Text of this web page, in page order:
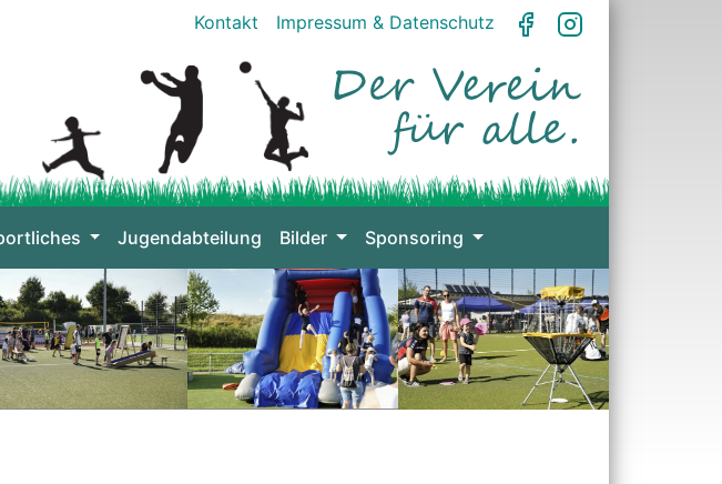
Kontakt Impressum & Datenschutz
Jugendabteilung Bilder Sponsoring